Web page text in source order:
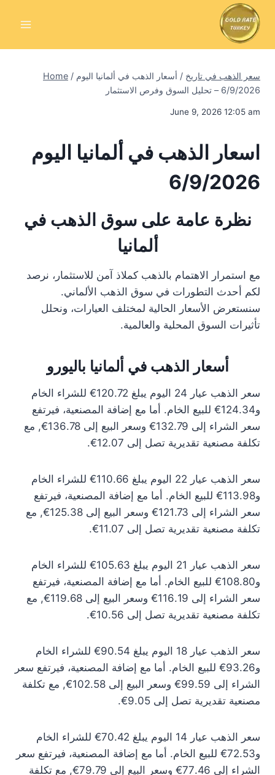
Home / سعر الذهب في تاريخ / أسعار الذهب في ألمانيا اليوم
6/9/2026 – تحليل السوق وفرص الاستثمار
June 9, 2026 12:05 am
اسعار الذهب في ألمانيا اليوم
6/9/2026
نظرة عامة على سوق الذهب في
ألمانيا
مع استمرار الاهتمام بالذهب كملاذ آمن للاستثمار، نرصد
لكم أحدث التطورات في سوق الذهب الألماني.
سنستعرض الأسعار الحالية لمختلف العيارات، ونحلل
تأثيرات السوق المحلية والعالمية.
أسعار الذهب في ألمانيا باليورو
سعر الذهب عيار 24 اليوم يبلغ 120.72€ للشراء الخام
و124.34€ للبيع الخام. أما مع إضافة المصنعية، فيرتفع
سعر الشراء إلى 132.79€ وسعر البيع إلى 136.78€, مع
تكلفة مصنعية تقديرية تصل إلى 12.07€.
سعر الذهب عيار 22 اليوم يبلغ 110.66€ للشراء الخام
و113.98€ للبيع الخام. أما مع إضافة المصنعية، فيرتفع
سعر الشراء إلى 121.73€ وسعر البيع إلى 125.38€, مع
تكلفة مصنعية تقديرية تصل إلى 11.07€.
سعر الذهب عيار 21 اليوم يبلغ 105.63€ للشراء الخام
و108.80€ للبيع الخام. أما مع إضافة المصنعية، فيرتفع
سعر الشراء إلى 116.19€ وسعر البيع إلى 119.68€, مع
تكلفة مصنعية تقديرية تصل إلى 10.56€.
سعر الذهب عيار 18 اليوم يبلغ 90.54€ للشراء الخام
و93.26€ للبيع الخام. أما مع إضافة المصنعية، فيرتفع سعر
الشراء إلى 99.59€ وسعر البيع إلى 102.58€, مع تكلفة
مصنعية تقديرية تصل إلى 9.05€.
سعر الذهب عيار 14 اليوم يبلغ 70.42€ للشراء الخام
و72.53€ للبيع الخام. أما مع إضافة المصنعية، فيرتفع سعر
الشراء إلى 77.46€ وسعر البيع إلى 79.79€, مع تكلفة